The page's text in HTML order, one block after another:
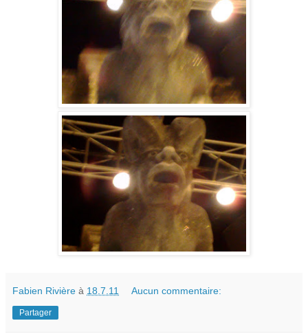
Fabien Rivière à 18.7.11 Aucun commentaire:
Partager